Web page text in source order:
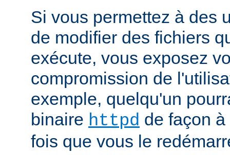
Si vous permettez à des
de modifier des fichiers
exécute, vous exposez
compromission de
exemple, quelqu'un
binaire httpd de façon
fois que vous le